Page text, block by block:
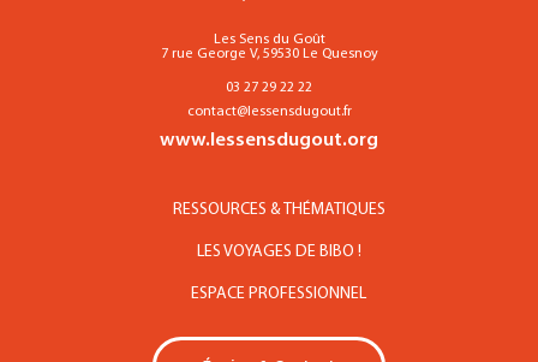
Les Sens du Goût
7 rue George V, 59530 Le Quesnoy
03 27 29 22 22
contact@lessensdugout.fr
www.lessensdugout.org
RESSOURCES & THÉMATIQUES
LES VOYAGES DE BIBO !
ESPACE PROFESSIONNEL